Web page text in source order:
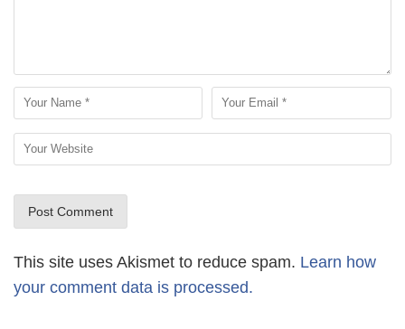
This site uses Akismet to reduce spam. Learn how
your comment data is processed.